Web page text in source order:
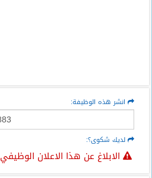
انشر هذه الوظيفة:
لديك شكوى؟:
الابلاغ عن هذا الاعلان الوظيفي